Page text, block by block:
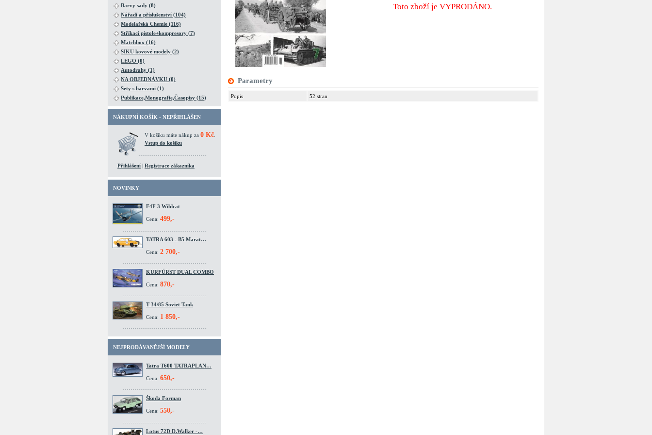
Barvy sady (8)
Nářadí a příslušenství (104)
Modelařská Chemie (116)
Stříkací pistole+kompresory (7)
Matchbox (16)
SIKU kovové modely (2)
LEGO (0)
Autodrahy (1)
NA OBJEDNÁVKU (0)
Sety s barvami (1)
Publikace,Monografie,Časopisy (15)
NÁKUPNÍ KOŠÍK - NEPŘIHLÁŠEN
V košíku máte nákup za 0 Kč
Vstup do košíku
Přihlášení | Registrace zákazníka
NOVINKY
F4F 3 Wildcat
Cena: 499,-
TATRA 603 - B5 Marat…
Cena: 2 700,-
KURFÜRST DUAL COMBO
Cena: 870,-
T 34/85 Soviet Tank
Cena: 1 850,-
NEJPRODÁVANĚJŠÍ MODELY
Tatra T600 TATRAPLAN…
Cena: 650,-
Škoda Forman
Cena: 550,-
Lotus 72D D.Walker -…
Toto zboží je VYPRODÁNO.
Parametry
Popis 52 stran